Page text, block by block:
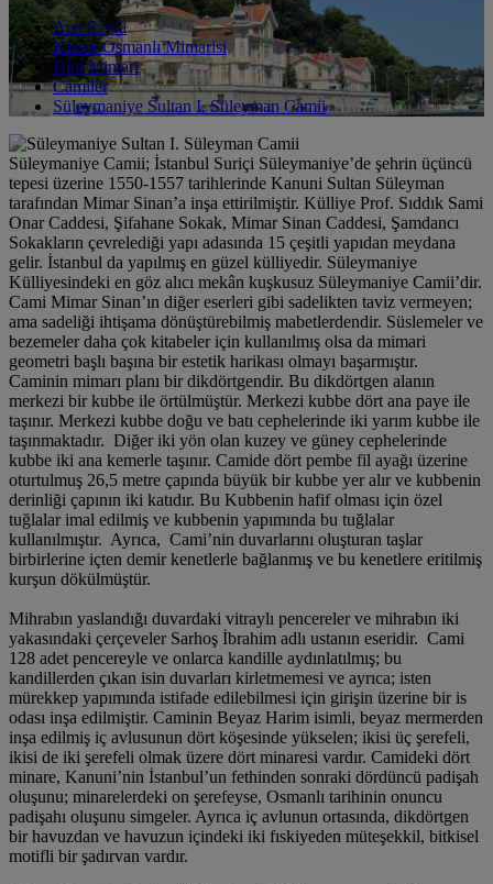
Ana Sayfa
Klasik Osmanlı Mimarisi
Dini Mimari
Camiler
Süleymaniye Sultan I. Süleyman Camii
Süleymaniye Camii; İstanbul Suriçi Süleymaniye’de şehrin üçüncü
tepesi üzerine 1550-1557 tarihlerinde Kanuni Sultan Süleyman
tarafından Mimar Sinan’a inşa ettirilmiştir. Külliye Prof. Sıddık Sami
Onar Caddesi, Şifahane Sokak, Mimar Sinan Caddesi, Şamdancı
Sokakların çevrelediği yapı adasında 15 çeşitli yapıdan meydana
gelir. İstanbul da yapılmış en güzel külliyedir. Süleymaniye
Külliyesindeki en göz alıcı mekân kuşkusuz Süleymaniye Camii’dir.
Cami Mimar Sinan’ın diğer eserleri gibi sadelikten taviz vermeyen;
ama sadeliği ihtişama dönüştürebilmiş mabetlerdendir. Süslemeler ve
bezemeler daha çok kitabeler için kullanılmış olsa da mimari
geometri başlı başına bir estetik harikası olmayı başarmıştır.
Caminin mimarı planı bir dikdörtgendir. Bu dikdörtgen alanın
merkezi bir kubbe ile örtülmüştür. Merkezi kubbe dört ana paye ile
taşınır. Merkezi kubbe doğu ve batı cephelerinde iki yarım kubbe ile
taşınmaktadır. Diğer iki yön olan kuzey ve güney cephelerinde
kubbe iki ana kemerle taşınır. Camide dört pembe fil ayağı üzerine
oturtulmuş 26,5 metre çapında büyük bir kubbe yer alır ve kubbenin
derinliği çapının iki katıdır. Bu Kubbenin hafif olması için özel
tuğlalar imal edilmiş ve kubbenin yapımında bu tuğlalar
kullanılmıştır. Ayrıca, Cami’nin duvarlarını oluşturan taşlar
birbirlerine içten demir kenetlerle bağlanmış ve bu kenetlere eritilmiş
kurşun dökülmüştür.
Mihrabın yaslandığı duvardaki vitraylı pencereler ve mihrabın iki
yakasındaki çerçeveler Sarhoş İbrahim adlı ustanın eseridir. Cami
128 adet pencereyle ve onlarca kandille aydınlatılmış; bu
kandillerden çıkan isin duvarları kirletmemesi ve ayrıca; isten
mürekkep yapımında istifade edilebilmesi için girişin üzerine bir is
odası inşa edilmiştir. Caminin Beyaz Harim isimli, beyaz mermerden
inşa edilmiş iç avlusunun dört köşesinde yükselen; ikisi üç şerefeli,
ikisi de iki şerefeli olmak üzere dört minaresi vardır. Camideki dört
minare, Kanuni’nin İstanbul’un fethinden sonraki dördüncü padişah
oluşunu; minarelerdeki on şerefeyse, Osmanlı tarihinin onuncu
padişahı oluşunu simgeler. Ayrıca iç avlunun ortasında, dikdörtgen
bir havuzdan ve havuzun içindeki iki fıskiyeden müteşekkil, bitkisel
motifli bir şadırvan vardır.